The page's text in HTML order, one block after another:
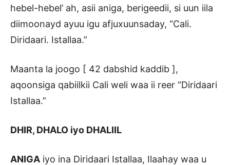
hebel-hebel’ ah, asii aniga, berigeedii, si uun iila
diimoonayd ayuu igu afjuxuunsaday, “Cali.
Diridaari. Istallaa.”
Maanta la joogo [ 42 dabshid kaddib ],
aqoonsiga qabiilkii Cali weli waa ii reer “Diridaari
Istallaa.”
DHIR, DHALO iyo DHALIIL
ANIGA iyo ina Diridaari Istallaa, Ilaahay waa u